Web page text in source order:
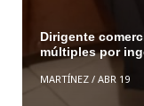
Dirigente
múltiples por
MARTÍNEZ/ ABR 19